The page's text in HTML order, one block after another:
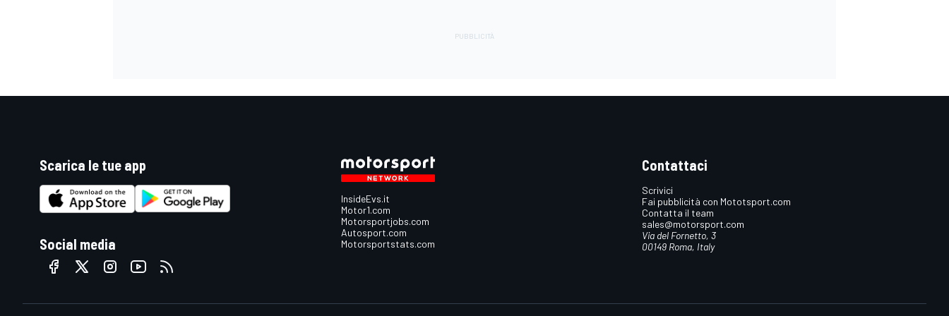
ENDURANCE/GT
Scarica le tue app
Social media
InsideEvs.it
Motor1.com
Motorsportjobs.com
Autosport.com
Motorsportstats.com
Contattaci
Scrivici
Fai pubblicità con Mototsport.com
Contatta il team
sales@motorsport.com
Via del Fornetto, 3
00149 Roma, Italy